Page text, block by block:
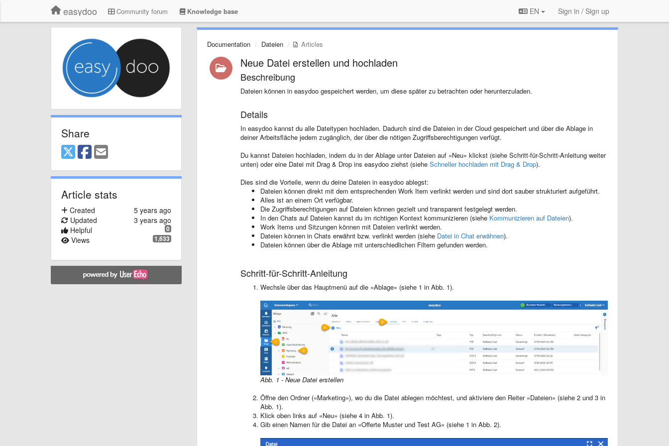
easydoo Community forum Knowledge base EN Sign in / Sign up
Share
Article stats
5 years ago
Created
3 years ago
Updated
0
Helpful
1,633
Views
Documentation Dateien Articles
Neue Datei erstellen und hochladen
Beschreibung
Dateien können in easydoo gespeichert werden, um diese später zu betrachten oder herunterzuladen.
Details
In easydoo kannst du alle Dateitypen hochladen. Dadurch sind die Dateien in der Cloud gespeichert und über die Ablage in
deiner Arbeitsfläche jedem zugänglich, der über die nötigen Zugriffsberechtigungen verfügt.
Du kannst Dateien hochladen, indem du in der Ablage unter Dateien auf «Neu» klickst (siehe Schritt-für-Schritt-Anleitung weiter
unten) oder eine Datei mit Drag & Drop ins easydoo ziehst (siehe Schneller hochladen mit Drag & Drop).
Dies sind die Vorteile, wenn du deine Dateien in easydoo ablegst:
Dateien können direkt mit dem entsprechenden Work Item verlinkt werden und sind dort sauber strukturiert aufgeführt.
Alles ist an einem Ort verfügbar.
Die Zugriffsberechtigungen auf Dateien können gezielt und transparent festgelegt werden.
In den Chats auf Dateien kannst du im richtigen Kontext kommunizieren (siehe Kommunizieren auf Dateien).
Work Items und Sitzungen können mit Dateien verlinkt werden.
Dateien können in Chats erwähnt bzw. verlinkt werden (siehe Datei in Chat erwähnen).
Dateien können über die Ablage mit unterschiedlichen Filtern gefunden werden.
Schritt-für-Schritt-Anleitung
Wechsle über das Hauptmenü auf die «Ablage» (siehe 1 in Abb. 1).
Abb. 1 - Neue Datei erstellen
Öffne den Ordner («Marketing»), wo du die Datei ablegen möchtest, und aktiviere den Reiter «Dateien» (siehe 2 und 3 in
Abb. 1).
Klick oben links auf «Neu» (siehe 4 in Abb. 1).
Gib einen Namen für die Datei an «Offerte Muster und Test AG» (siehe 1 in Abb. 2).